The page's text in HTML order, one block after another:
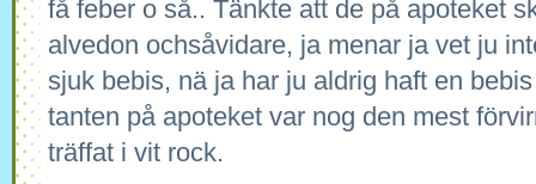
få feber o så.. Tänkte att de på apoteket
alvedon ochsåvidare, ja menar ja vet ju
sjuk bebis, nä ja har ju aldrig haft en
tanten på apoteket var nog den mest
träffat i vit rock.